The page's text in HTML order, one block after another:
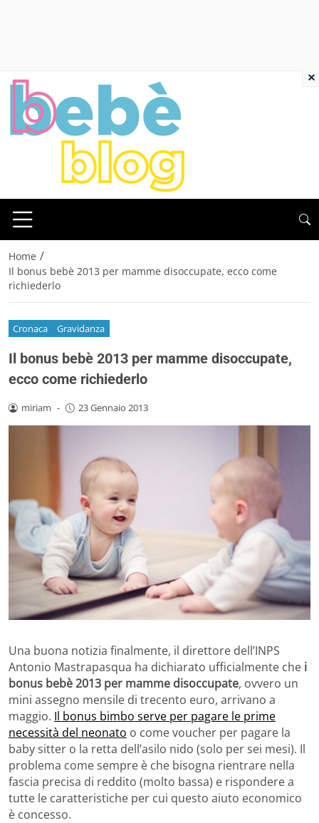
Home /
Il bonus bebè 2013 per mamme disoccupate, ecco come
richiederlo
Cronaca Gravidanza
Il bonus bebè 2013 per mamme disoccupate,
ecco come richiederlo
miriam - 23 Gennaio 2013
Una buona notizia finalmente, il direttore dell’INPS
Antonio Mastrapasqua ha dichiarato ufficialmente che i
bonus bebè 2013 per mamme disoccupate, ovvero un
mini assegno mensile di trecento euro, arrivano a
maggio. Il bonus bimbo serve per pagare le prime
necessità del neonato o come voucher per pagare la
baby sitter o la retta dell’asilo nido (solo per sei mesi). Il
problema come sempre è che bisogna rientrare nella
fascia precisa di reddito (molto bassa) e rispondere a
tutte le caratteristiche per cui questo aiuto economico
è concesso.
×